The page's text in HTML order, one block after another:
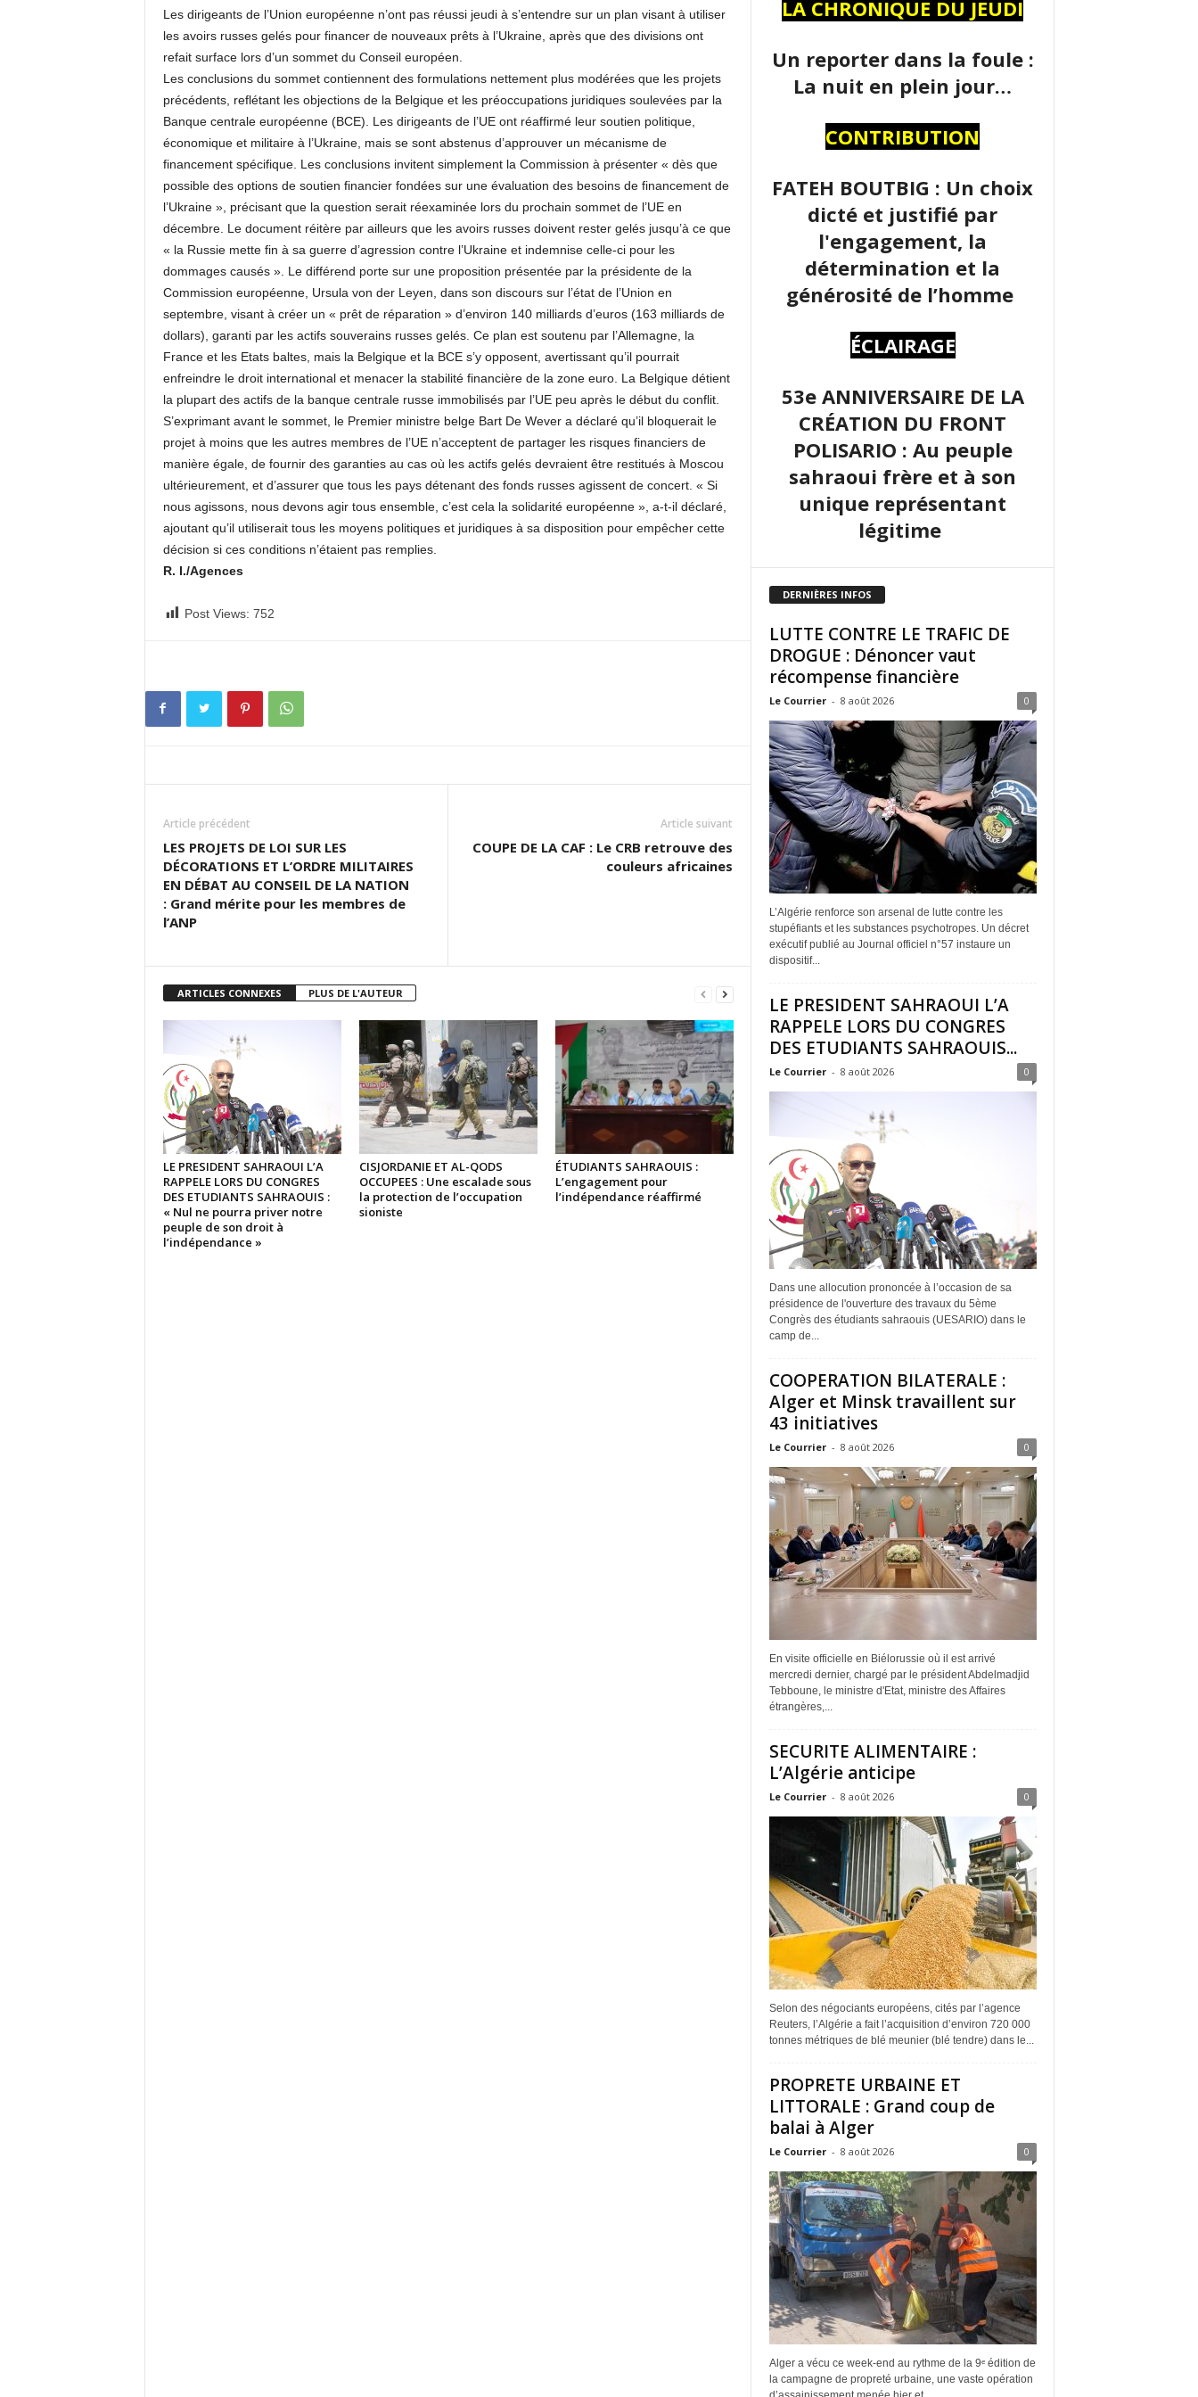
Les dirigeants de l’Union européenne n’ont pas réussi jeudi à s’entendre sur un plan visant à utiliser
les avoirs russes gelés pour financer de nouveaux prêts à l’Ukraine, après que des divisions ont
refait surface lors d’un sommet du Conseil européen.
Les conclusions du sommet contiennent des formulations nettement plus modérées que les projets
précédents, reflétant les objections de la Belgique et les préoccupations juridiques soulevées par la
Banque centrale européenne (BCE). Les dirigeants de l’UE ont réaffirmé leur soutien politique,
économique et militaire à l’Ukraine, mais se sont abstenus d’approuver un mécanisme de
financement spécifique. Les conclusions invitent simplement la Commission à présenter « dès que
possible des options de soutien financier fondées sur une évaluation des besoins de financement de
l’Ukraine », précisant que la question serait réexaminée lors du prochain sommet de l’UE en
décembre. Le document réitère par ailleurs que les avoirs russes doivent rester gelés jusqu’à ce que
« la Russie mette fin à sa guerre d’agression contre l’Ukraine et indemnise celle-ci pour les
dommages causés ». Le différend porte sur une proposition présentée par la présidente de la
Commission européenne, Ursula von der Leyen, dans son discours sur l’état de l’Union en
septembre, visant à créer un « prêt de réparation » d’environ 140 milliards d’euros (163 milliards de
dollars), garanti par les actifs souverains russes gelés. Ce plan est soutenu par l’Allemagne, la
France et les Etats baltes, mais la Belgique et la BCE s’y opposent, avertissant qu’il pourrait
enfreindre le droit international et menacer la stabilité financière de la zone euro. La Belgique détient
la plupart des actifs de la banque centrale russe immobilisés par l’UE peu après le début du conflit.
S’exprimant avant le sommet, le Premier ministre belge Bart De Wever a déclaré qu’il bloquerait le
projet à moins que les autres membres de l’UE n’acceptent de partager les risques financiers de
manière égale, de fournir des garanties au cas où les actifs gelés devraient être restitués à Moscou
ultérieurement, et d’assurer que tous les pays détenant des fonds russes agissent de concert. « Si
nous agissons, nous devons agir tous ensemble, c’est cela la solidarité européenne », a-t-il déclaré,
ajoutant qu’il utiliserait tous les moyens politiques et juridiques à sa disposition pour empêcher cette
décision si ces conditions n’étaient pas remplies.
R. I./Agences
Post Views: 752
Article précédent
LES PROJETS DE LOI SUR LES
DÉCORATIONS ET L’ORDRE MILITAIRES
EN DÉBAT AU CONSEIL DE LA NATION
: Grand mérite pour les membres de
l’ANP
Article suivant
COUPE DE LA CAF : Le CRB retrouve des
couleurs africaines
ARTICLES CONNEXES PLUS DE L'AUTEUR
LE PRESIDENT SAHRAOUI L’A
RAPPELE LORS DU CONGRES
DES ETUDIANTS SAHRAOUIS :
« Nul ne pourra priver notre
peuple de son droit à
l’indépendance »
CISJORDANIE ET AL-QODS
OCCUPEES : Une escalade sous
la protection de l’occupation
sioniste
ÉTUDIANTS SAHRAOUIS :
L’engagement pour
l’indépendance réaffirmé
LA CHRONIQUE DU JEUDI
Un reporter dans la foule :
La nuit en plein jour…
CONTRIBUTION
FATEH BOUTBIG : Un choix
dicté et justifié par
l'engagement, la
détermination et la
générosité de l’homme
ÉCLAIRAGE
53e ANNIVERSAIRE DE LA
CRÉATION DU FRONT
POLISARIO : Au peuple
sahraoui frère et à son
unique représentant
légitime
DERNIÈRES INFOS
LUTTE CONTRE LE TRAFIC DE
DROGUE : Dénoncer vaut
récompense financière
Le Courrier - 8 août 2026 0
L’Algérie renforce son arsenal de lutte contre les
stupéfiants et les substances psychotropes. Un décret
exécutif publié au Journal officiel n°57 instaure un
dispositif...
LE PRESIDENT SAHRAOUI L’A
RAPPELE LORS DU CONGRES
DES ETUDIANTS SAHRAOUIS...
Le Courrier - 8 août 2026 0
Dans une allocution prononcée à l’occasion de sa
présidence de l'ouverture des travaux du 5ème
Congrès des étudiants sahraouis (UESARIO) dans le
camp de...
COOPERATION BILATERALE :
Alger et Minsk travaillent sur
43 initiatives
Le Courrier - 8 août 2026 0
En visite officielle en Biélorussie où il est arrivé
mercredi dernier, chargé par le président Abdelmadjid
Tebboune, le ministre d'Etat, ministre des Affaires
étrangères,...
SECURITE ALIMENTAIRE :
L’Algérie anticipe
Le Courrier - 8 août 2026 0
Selon des négociants européens, cités par l’agence
Reuters, l’Algérie a fait l’acquisition d’environ 720 000
tonnes métriques de blé meunier (blé tendre) dans le...
PROPRETE URBAINE ET
LITTORALE : Grand coup de
balai à Alger
Le Courrier - 8 août 2026 0
Alger a vécu ce week-end au rythme de la 9ᵉ édition de
la campagne de propreté urbaine, une vaste opération